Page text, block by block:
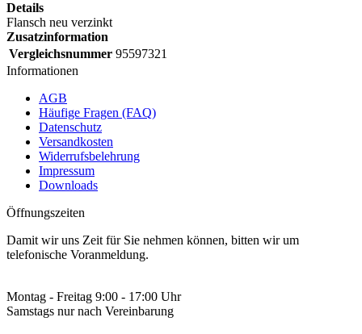
Details
Flansch neu verzinkt
Zusatzinformation
Vergleichsnummer 95597321
Informationen
AGB
Häufige Fragen (FAQ)
Datenschutz
Versandkosten
Widerrufsbelehrung
Impressum
Downloads
Öffnungszeiten
Damit wir uns Zeit für Sie nehmen können, bitten wir um
telefonische Voranmeldung.
Montag - Freitag 9:00 - 17:00 Uhr
Samstags nur nach Vereinbarung